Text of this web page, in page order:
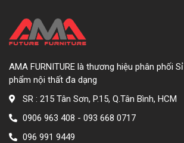
AMA FURNITURE là thương hiệu phân phối
phẩm nội thất đa dạng
SR : 215 Tân Sơn, P.15, Q.Tân Bình, HCM
0906 963 408 - 093 668 0717
096 991 9449